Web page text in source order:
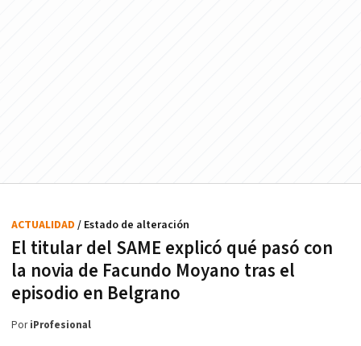
El titular del SAME explicó qué pasó con
la novia de Facundo Moyano tras el
episodio en Belgrano
ACTUALIDAD / Estado de alteración
PoriProfesional